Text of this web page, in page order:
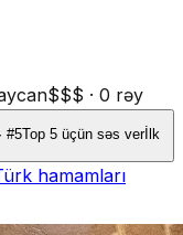
$$$ · 0 rəy
#5Top 5 üçün səs verİlk
hamamları